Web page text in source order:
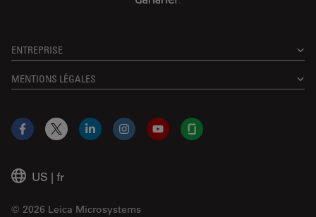
ENTREPRISE
MENTIONS LÉGALES
US | fr
© 2026 Leica Microsystems
Facebook
X LinkedInInstagramYouTubeGlassdoor